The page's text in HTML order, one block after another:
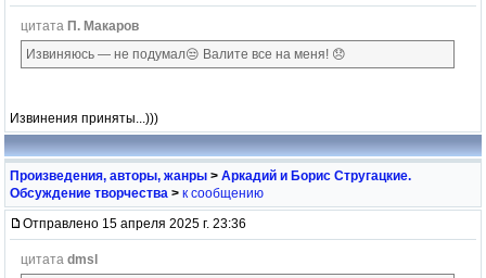
цитата П. Макаров
Извиняюсь — не подумал😒 Валите все на меня! 😞
Извинения приняты...)))
Произведения, авторы, жанры > Аркадий и Борис Стругацкие.
Обсуждение творчества > к сообщению
Отправлено 15 апреля 2025 г. 23:36
цитата dmsl